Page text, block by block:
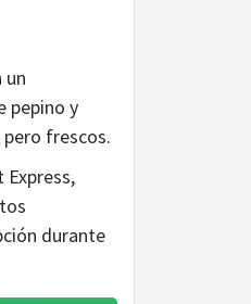
un
pepino y
frescos.
durante